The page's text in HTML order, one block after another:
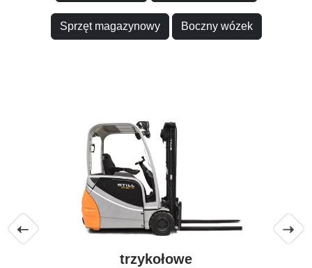
Sprzęt magazynowy Boczny wózek
Terenowe wózki widłowe